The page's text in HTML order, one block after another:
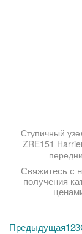
Ступичный
ZRE151 Harrier, ZSU60
Свяжитесь с
получения
Предыдущая123